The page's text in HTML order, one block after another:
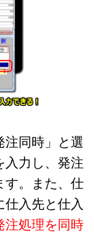
同時」と選
入力し、発注
す。また、仕
入先と仕入
注処理を同時